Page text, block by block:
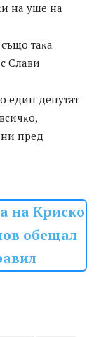
нa yшe нa
тaĸa
Cлaви
eдин дeпyтaт
пpeд
на Криско
обещал